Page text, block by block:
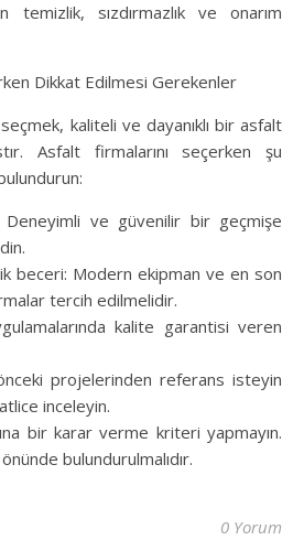
temizlik, sızdırmazlık ve onarım
Dikkat Edilmesi Gerekenler
kaliteli ve dayanıklı bir asfalt
Asfalt firmalarını seçerken şu
ve güvenilir bir geçmişe
beceri: Modern ekipman ve en son
tercih edilmelidir.
kalite garantisi veren
projelerinden referans isteyin
inceleyin.
bir karar verme kriteri yapmayın.
bulundurulmalıdır.
0 Yorum